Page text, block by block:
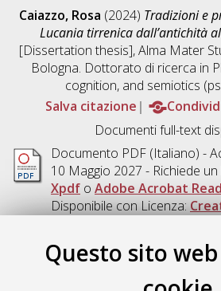
Questo sito
Caiazzo, Rosa (2024) Tradizioni e
Lucania tirrenica dall’antichità
[Dissertation thesis], Alma Mater
Bologna. Dottorato di ricerca in
cognition, and semiotics
Salva citazione
Documenti full-text
Documento PDF(Italiano) -
10 Maggio 2027 - Richiede
Xpdfo Adobe Acrobat
Disponibile con Licenza:
Derivate 4.0 (CC BY-NC-ND
Download (3MB)|